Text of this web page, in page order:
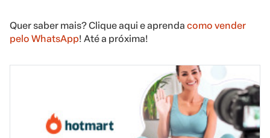
Quer saber mais? Clique aqui e aprenda como vender
pelo WhatsApp! Até a próxima!